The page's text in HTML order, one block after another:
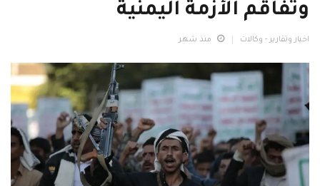
وتفاقم الأزمة اليمنية
اخبار وتقارير - وكالات منذ شهر